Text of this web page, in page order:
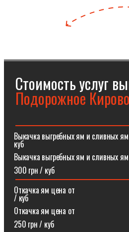
Стоимость услуг
Подорожное
Выкачка выгребных ям и сливных
куб
Выкачка выгребных ям и сливных
300 грн / куб
Откачка ям цена от
/ куб
Откачка ям цена от
250 грн / куб